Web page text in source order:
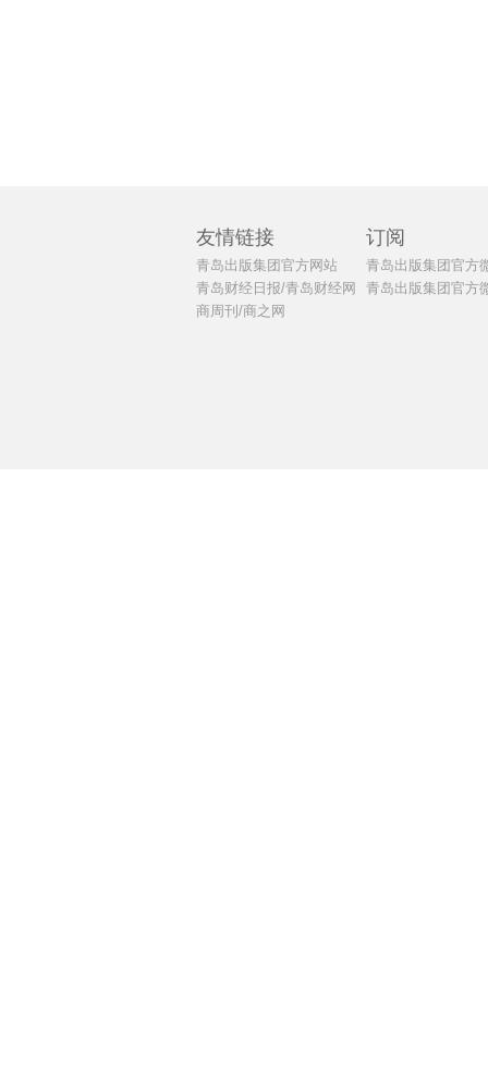
友情链接
青岛出版集团官方网站
青岛财经日报/青岛财经网
商周刊/商之网
订阅
青岛出版集团官方
青岛出版集团官方